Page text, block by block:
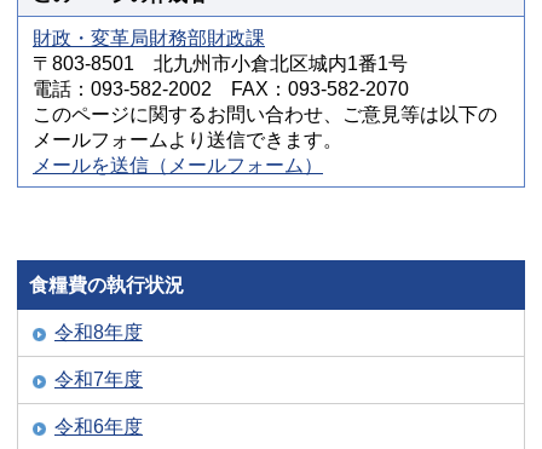
財政・変革局財務部財政課
〒803-8501 北九州市小倉北区城内1番1号
電話：093-582-2002 FAX：093-582-2070
このページに関するお問い合わせ、ご意見等は以下の
メールフォームより送信できます。
メールを送信（メールフォーム）
食糧費の執行状況
令和8年度
令和7年度
令和6年度